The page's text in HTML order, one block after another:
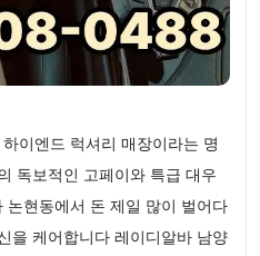
이엔드 럭셔리 매장이라는 명
독보적인 고페이와 특급 대우
현동에서 돈 제일 많이 벌어다
을 케어합니다 레이디알바 남양